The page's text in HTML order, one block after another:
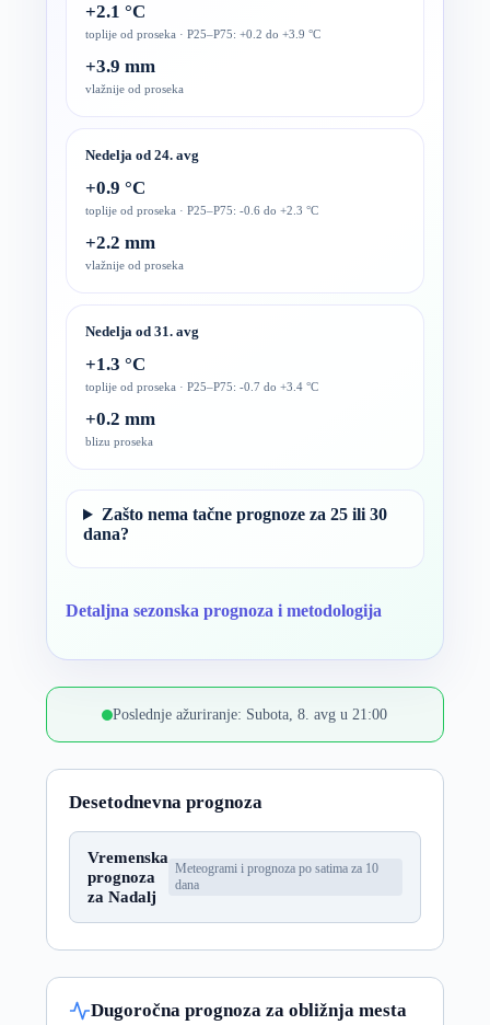
+2.1 °C
toplije od proseka · P25–P75: +0.2 do +3.9 °C
+3.9 mm
vlažnije od proseka
Nedelja od 24. avg
+0.9 °C
toplije od proseka · P25–P75: -0.6 do +2.3 °C
+2.2 mm
vlažnije od proseka
Nedelja od 31. avg
+1.3 °C
toplije od proseka · P25–P75: -0.7 do +3.4 °C
+0.2 mm
blizu proseka
Zašto nema tačne prognoze za 25 ili 30
dana?
Detaljna sezonska prognoza i metodologija
Poslednje ažuriranje: Subota, 8. avg u 21:00
Desetodnevna prognoza
Vremenska
prognoza
za Nadalj
Meteogrami i prognoza po satima za 10
dana
Dugoročna prognoza za obližnja mesta